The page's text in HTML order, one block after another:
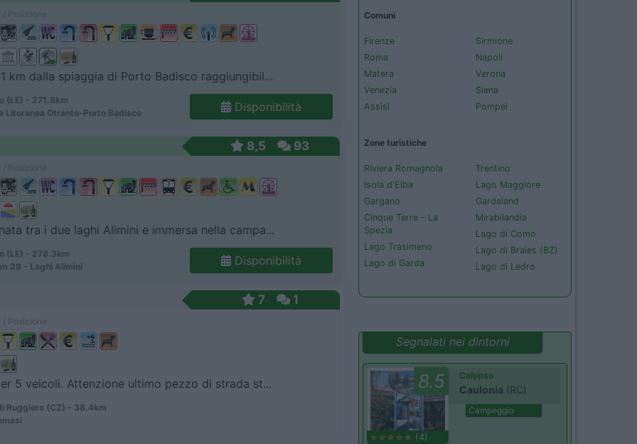
km dalla spiaggia di Porto Badisco raggiungibil...
(LE) - 271.8km
Litoranea Otranto-Porto Badisco
Disponibilità
8,5 93
tra i due laghi Alimini e immersa nella campa...
(LE) - 278.3km
28 - Laghi Alimini
Disponibilità
7 1
5 veicoli. Attenzione ultimo pezzo di strada st...
Ruggiero (CZ) - 38.4km
Comuni
Firenze
Roma
Matera
Venezia
Assisi
Sirmione
Napoli
Verona
Siena
Pompei
Zone turistiche
Riviera Romagnola
Isola d'Elba
Gargano
Cinque Terre - La
Spezia
Lago Trasimeno
Lago di Garda
Trentino
Lago Maggiore
Gardaland
Mirabilandia
Lago di Como
Lago di Braies (BZ)
Lago di Ledro
Segnalati nei dintorni
8.5
(4)
Calypso
Caulonia (RC)
Campeggio